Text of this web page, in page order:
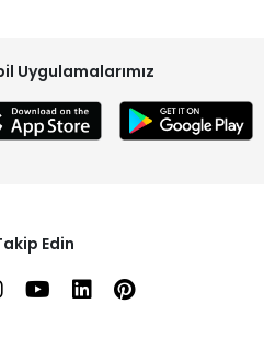
Uygulamalarımız
Edin